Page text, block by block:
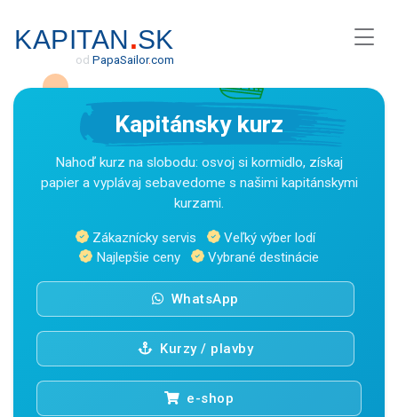
KAPITAN.SK
od PapaSailor.com
Kapitánsky kurz
Nahoď kurz na slobodu: osvoj si kormidlo, získaj
papier a vyplávaj sebavedome s našimi kapitánskymi
kurzami.
Zákaznícky servis
Veľký výber lodí
Najlepšie ceny
Vybrané destinácie
WhatsApp
Kurzy / plavby
e-shop